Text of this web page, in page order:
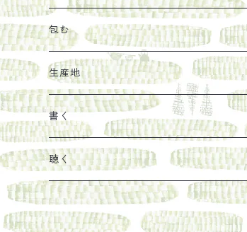
その他
マスコバド糖
しょうがパウダー
野菜・果物
新しょうが
陶器
馬目隆宏
絵
タンブラー
紀伊半島ブックマルシェ関連本
らくだ舎出帆室の参考本など
新刊では販売しづらくなった本を巡らせて
古本や自由価格本から探す
リトルプレス
mario books
タイドラー
Sakumag
地下BOOKS
海外出版社
古本
あ行
明石書店
か行
包装
ギフトセット
カレンダー
カップ
ステッカー
包む
生産地
色川
そこそこ農園
農家民泊JUGEM
フィリピン
パレスチナ
書く
カムワッカ
らくだ舎
聴く
里